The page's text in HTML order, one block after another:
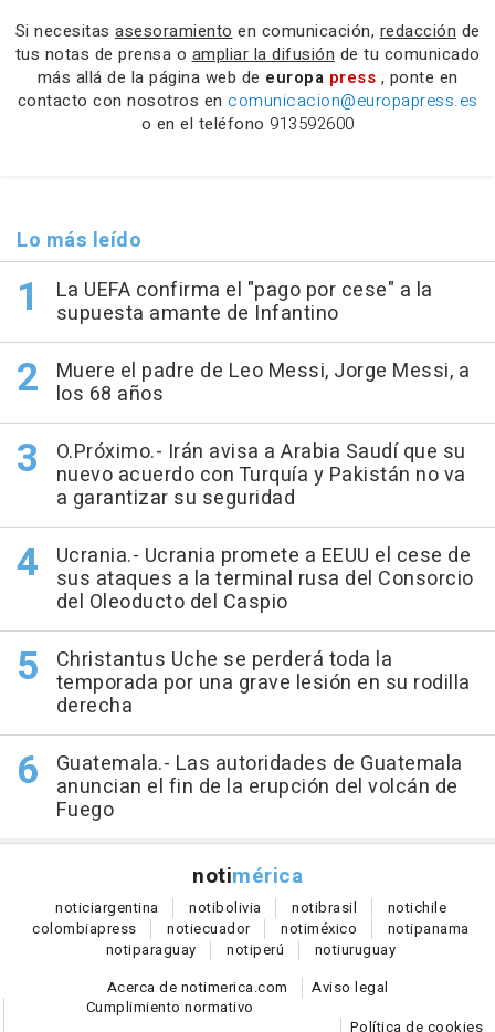
Si necesitas asesoramiento en comunicación, redacción de
tus notas de prensa o ampliar la difusión de tu comunicado
más allá de la página web de europa press , ponte en
contacto con nosotros en comunicacion@europapress.es
o en el teléfono 913592600
Lo más leído
La UEFA confirma el "pago por cese" a la
supuesta amante de Infantino
Muere el padre de Leo Messi, Jorge Messi, a
los 68 años
O.Próximo.- Irán avisa a Arabia Saudí que su
nuevo acuerdo con Turquía y Pakistán no va
a garantizar su seguridad
Ucrania.- Ucrania promete a EEUU el cese de
sus ataques a la terminal rusa del Consorcio
del Oleoducto del Caspio
Christantus Uche se perderá toda la
temporada por una grave lesión en su rodilla
derecha
Guatemala.- Las autoridades de Guatemala
anuncian el fin de la erupción del volcán de
Fuego
notimérica
noticiargentina notibolivia notibrasil notichile
colombiapress notiecuador notiméxico notipanama
notiparaguay notiperú notiuruguay
Acerca de notimerica.com
Aviso legal
Cumplimiento normativo
Política de cookies